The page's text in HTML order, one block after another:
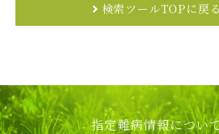
検索ツールTOPに戻る
指定難病情報につい